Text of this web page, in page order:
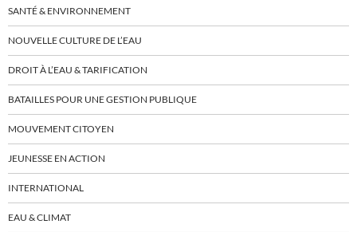
SANTÉ & ENVIRONNEMENT
NOUVELLE CULTURE DE L’EAU
DROIT À L’EAU & TARIFICATION
BATAILLES POUR UNE GESTION PUBLIQUE
MOUVEMENT CITOYEN
JEUNESSE EN ACTION
INTERNATIONAL
EAU & CLIMAT